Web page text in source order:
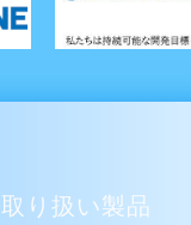
取り扱い製品